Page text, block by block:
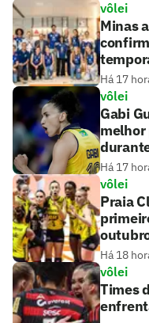
vôlei
Minas
Há 17
vôlei
Gabi
melhor
Há 17
vôlei
Praia
Há 18
vôlei
Times